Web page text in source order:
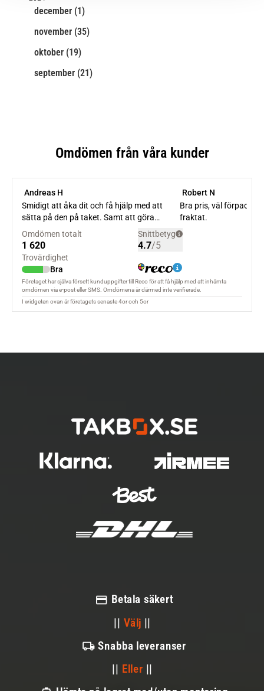
december (1)
november (35)
oktober (19)
september (21)
Betala säkert
|| Välj ||
Snabba leveranser
|| Eller ||